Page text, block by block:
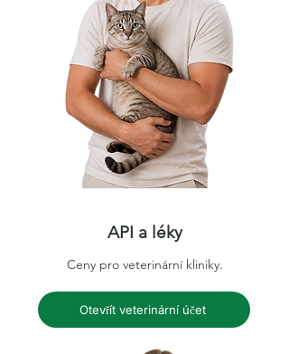
API a léky
Ceny pro veterinární kliniky.
Otevřít veterinární účet